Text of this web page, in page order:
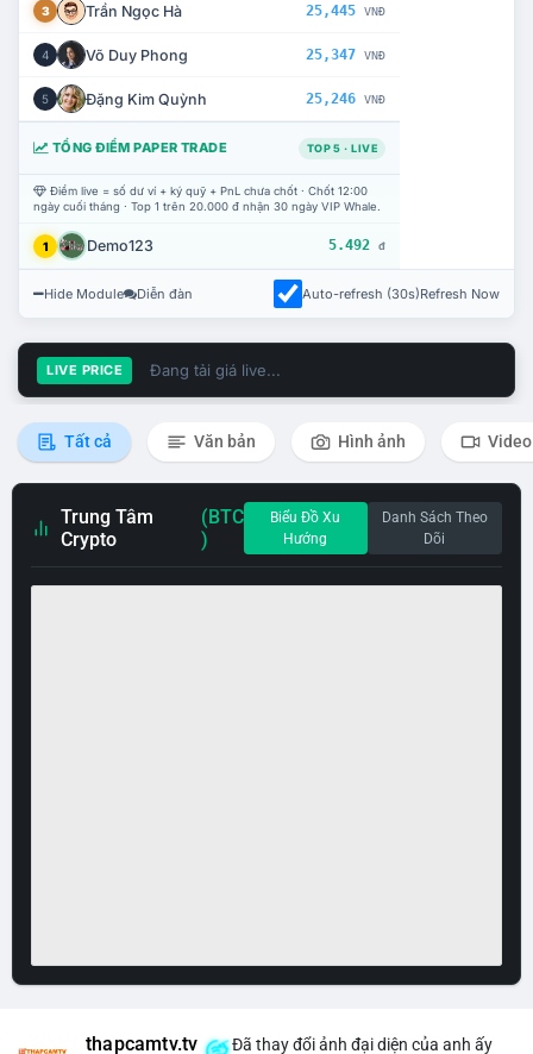
3 Trần Ngọc Hà 25,445 VNĐ
4 Võ Duy Phong 25,347 VNĐ
5 Đặng Kim Quỳnh 25,246 VNĐ
TỔNG ĐIỂM PAPER TRADE TOP 5 · LIVE
Điểm live = số dư ví + ký quỹ + PnL chưa chốt · Chốt 12:00
ngày cuối tháng · Top 1 trên 20.000 đ nhận 30 ngày VIP Whale.
1 Demo123 5.492 đ
Hide Module Diễn đàn Auto-refresh (30s)Refresh Now
LIVE PRICE Đang tải giá live...
Tất cả Văn bản Hình ảnh Video
Trung Tâm
Crypto
(BTC
)
Biểu Đồ Xu
Hướng
Danh Sách Theo
Dõi
thapcamtv.tv Đã thay đổi ảnh đại diện của anh ấy